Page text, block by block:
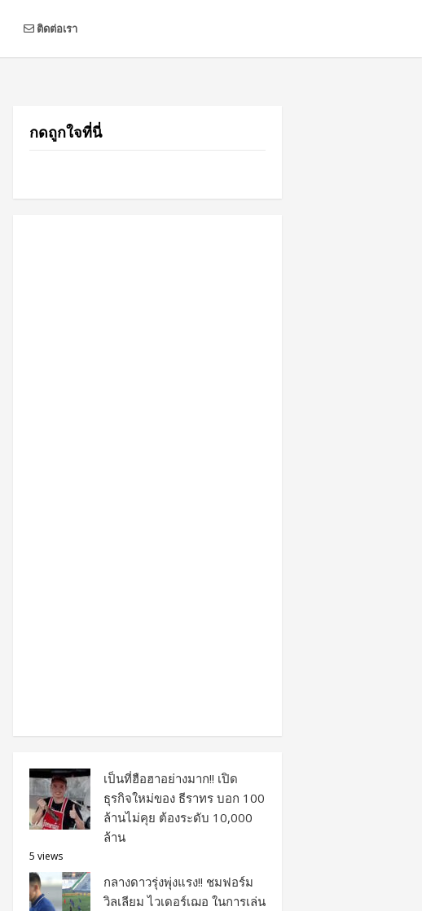
ติดต่อเรา
กดถูกใจที่นี่
เป็นที่ฮือฮาอย่างมาก!! เปิด
ธุรกิจใหม่ของ ธีราทร บอก 100
ล้านไม่คุย ต้องระดับ 10,000
ล้าน
5 views
กลางดาวรุ่งพุ่งแรง!! ชมฟอร์ม
วิลเลียม ไวเดอร์เฌอ ในการเล่น